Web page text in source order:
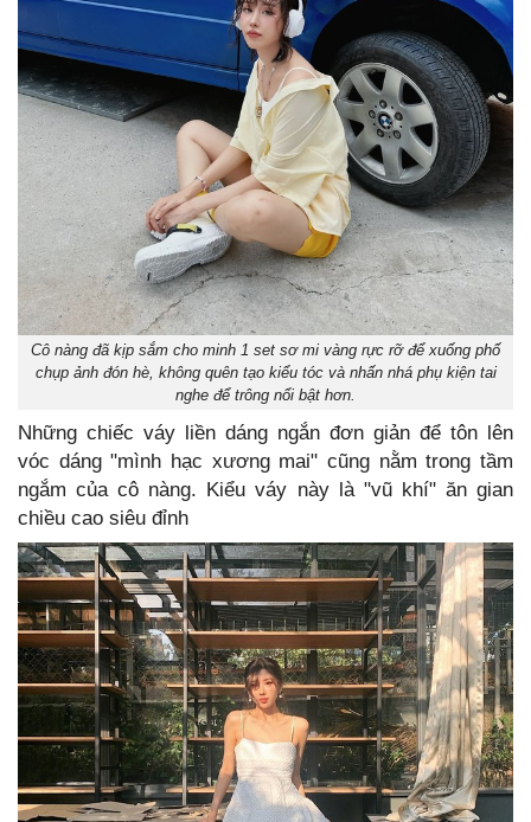
Cô nàng đã kịp sắm cho minh 1 set sơ mi vàng rực rỡ để xuống phố
chụp ảnh đón hè, không quên tạo kiểu tóc và nhấn nhá phụ kiện tai
nghe để trông nổi bật hơn.
Những chiếc váy liền dáng ngắn đơn giản để tôn lên
vóc dáng "mình hạc xương mai" cũng nằm trong tầm
ngắm của cô nàng. Kiểu váy này là "vũ khí" ăn gian
chiều cao siêu đỉnh